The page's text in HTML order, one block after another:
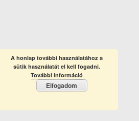
A honlap további használatához a
sütik használatát el kell fogadni.
További információ
Elfogadom